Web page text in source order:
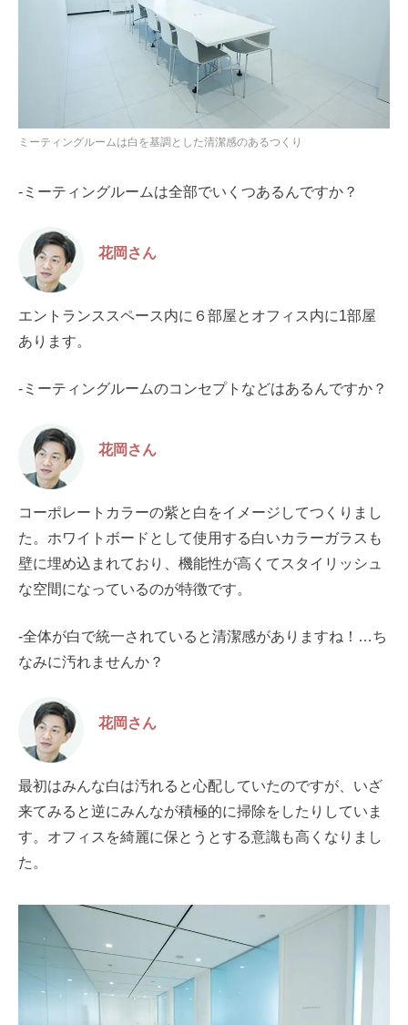
ミーティングルームは白を基調とした清潔感のあるつくり
-ミーティングルームは全部でいくつあるんですか？
花岡さん
エントランススペース内に６部屋とオフィス内に1部屋
あります。
-ミーティングルームのコンセプトなどはあるんですか？
花岡さん
コーポレートカラーの紫と白をイメージしてつくりまし
た。ホワイトボードとして使用する白いカラーガラスも
壁に埋め込まれており、機能性が高くてスタイリッシュ
な空間になっているのが特徴です。
-全体が白で統一されていると清潔感がありますね！…ち
なみに汚れませんか？
花岡さん
最初はみんな白は汚れると心配していたのですが、いざ
来てみると逆にみんなが積極的に掃除をしたりしていま
す。オフィスを綺麗に保とうとする意識も高くなりまし
た。